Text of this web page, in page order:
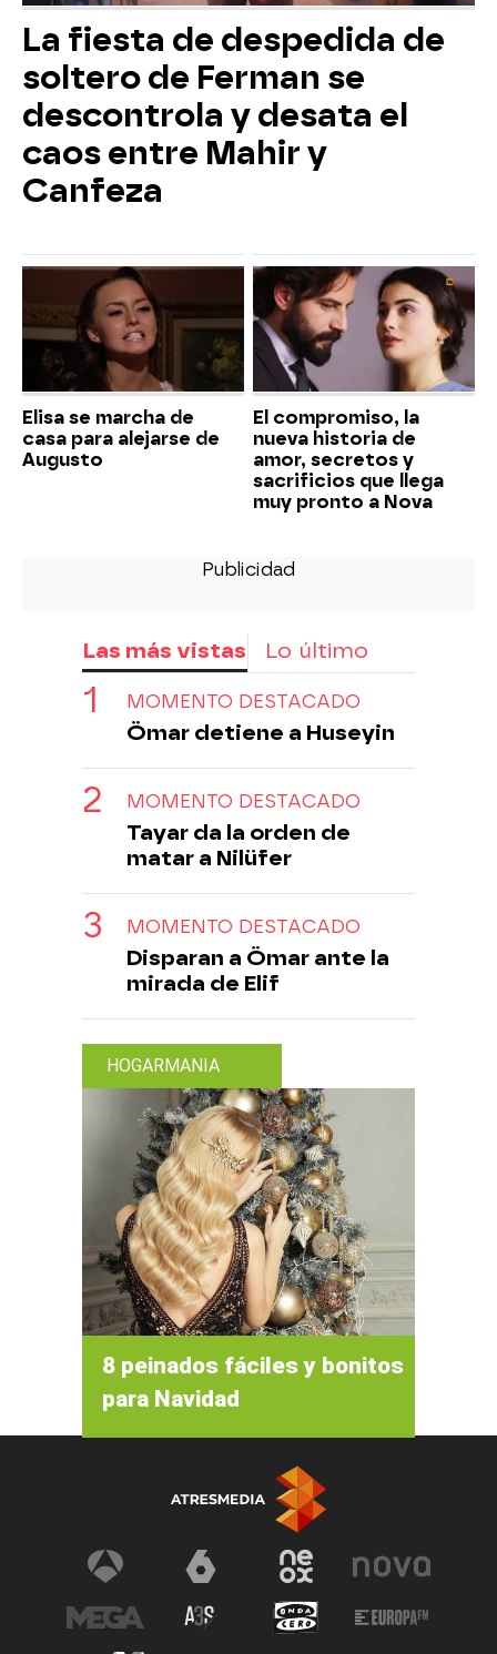
La fiesta de despedida de
soltero de Ferman se
descontrola y desata el
caos entre Mahir y
Canfeza
Elisa se marcha de
casa para alejarse de
Augusto
El compromiso, la
nueva historia de
amor, secretos y
sacrificios que llega
muy pronto a Nova
Las más vistas Lo último
MOMENTO DESTACADO
Ömar detiene a Huseyin
MOMENTO DESTACADO
Tayar da la orden de
matar a Nilüfer
MOMENTO DESTACADO
Disparan a Ömar ante la
mirada de Elif
HOGARMANIA
8 peinados fáciles y bonitos
para Navidad